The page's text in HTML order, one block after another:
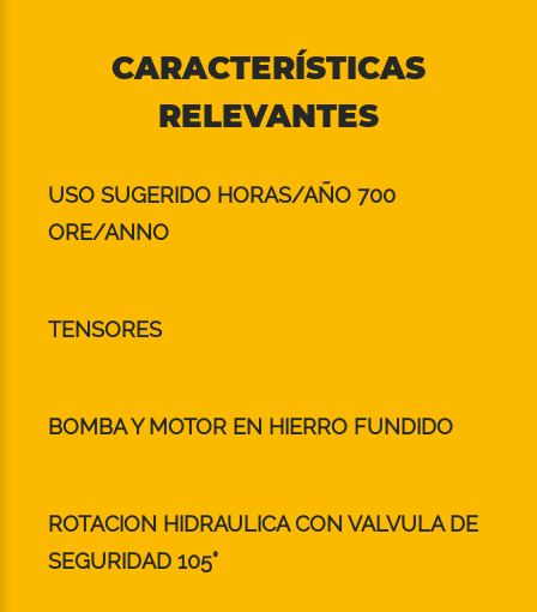
CARACTERÍSTICAS
RELEVANTES
USO SUGERIDO HORAS/AÑO 700
ORE/ANNO
TENSORES
BOMBA Y MOTOR EN HIERRO FUNDIDO
ROTACION HIDRAULICA CON VALVULA DE
SEGURIDAD 105°